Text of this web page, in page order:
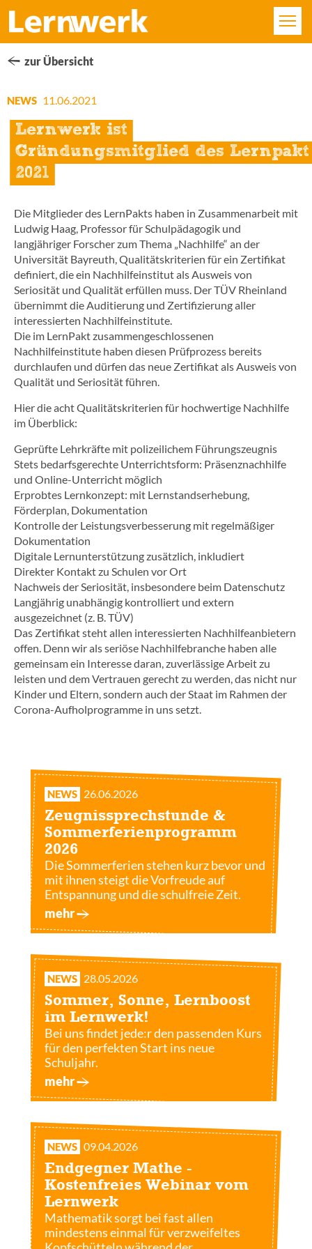
KURSE
FÄCHER
STANDORTE
ÜBER UNS
KONTAKT
LOGIN
Jetzt kostenloses
Erstgespräch online buchen!
zur Übersicht
NEWS 11.06.2021
Lernwerk ist
Gründungsmitglied des Lernpakt
2021
Die Mitglieder des LernPakts haben in Zusammenarbeit mit
Ludwig Haag, Professor für Schulpädagogik und
langjähriger Forscher zum Thema „Nachhilfe“ an der
Universität Bayreuth, Qualitätskriterien für ein Zertifikat
definiert, die ein Nachhilfeinstitut als Ausweis von
Seriosität und Qualität erfüllen muss. Der TÜV Rheinland
übernimmt die Auditierung und Zertifizierung aller
interessierten Nachhilfeinstitute.
Die im LernPakt zusammengeschlossenen
Nachhilfeinstitute haben diesen Prüfprozess bereits
durchlaufen und dürfen das neue Zertifikat als Ausweis von
Qualität und Seriosität führen.
Hier die acht Qualitätskriterien für hochwertige Nachhilfe
im Überblick:
Geprüfte Lehrkräfte mit polizeilichem Führungszeugnis
Stets bedarfsgerechte Unterrichtsform: Präsenznachhilfe
und Online-Unterricht möglich
Erprobtes Lernkonzept: mit Lernstandserhebung,
Förderplan, Dokumentation
Kontrolle der Leistungsverbesserung mit regelmäßiger
Dokumentation
Digitale Lernunterstützung zusätzlich, inkludiert
Direkter Kontakt zu Schulen vor Ort
Nachweis der Seriosität, insbesondere beim Datenschutz
Langjährig unabhängig kontrolliert und extern
ausgezeichnet (z. B. TÜV)
Das Zertifikat steht allen interessierten Nachhilfeanbietern
offen. Denn wir als seriöse Nachhilfebranche haben alle
gemeinsam ein Interesse daran, zuverlässige Arbeit zu
leisten und dem Vertrauen gerecht zu werden, das nicht nur
Kinder und Eltern, sondern auch der Staat im Rahmen der
Corona-Aufholprogramme in uns setzt.
NEWS 26.06.2026
Zeugnissprechstunde &
Sommerferienprogramm
2026
Die Sommerferien stehen kurz bevor und
mit ihnen steigt die Vorfreude auf
Entspannung und die schulfreie Zeit.
mehr
NEWS 28.05.2026
Sommer, Sonne, Lernboost
im Lernwerk!
Bei uns findet jede:r den passenden Kurs
für den perfekten Start ins neue
Schuljahr.
mehr
NEWS 09.04.2026
Endgegner Mathe -
Kostenfreies Webinar vom
Lernwerk
Mathematik sorgt bei fast allen
mindestens einmal für verzweifeltes